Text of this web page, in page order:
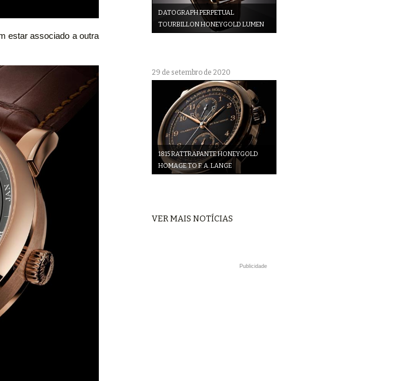
estar associado a outra
DATOGRAPH PERPETUAL
TOURBILLON HONEYGOLD LUMEN
29 de setembro de 2020
1815 RATTRAPANTE HONEYGOLD
HOMAGE TO F. A. LANGE
VER MAIS NOTÍCIAS
Publicidade